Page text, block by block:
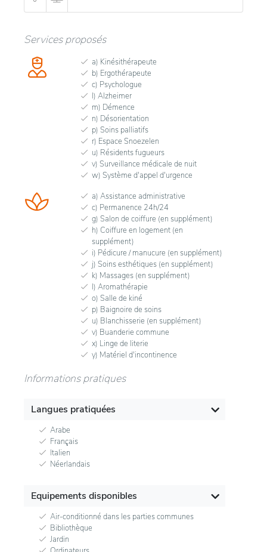
Services proposés
a) Kinésithérapeute
b) Ergothérapeute
c) Psychologue
l) Alzheimer
m) Démence
n) Désorientation
p) Soins palliatifs
r) Espace Snoezelen
u) Résidents fugueurs
v) Surveillance médicale de nuit
w) Système d'appel d'urgence
a) Assistance administrative
c) Permanence 24h/24
g) Salon de coiffure (en supplément)
h) Coiffure en logement (en
supplément)
i) Pédicure / manucure (en supplément)
j) Soins esthétiques (en supplément)
k) Massages (en supplément)
l) Aromathérapie
o) Salle de kiné
p) Baignoire de soins
u) Blanchisserie (en supplément)
v) Buanderie commune
x) Linge de literie
y) Matériel d'incontinence
Informations pratiques
Langues pratiquées
Arabe
Français
Italien
Néerlandais
Equipements disponibles
Air-conditionné dans les parties communes
Bibliothèque
Jardin